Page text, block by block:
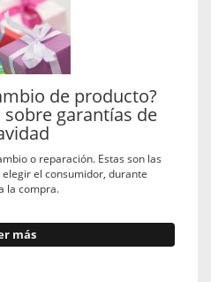
de producto?
garantías de
o reparación. Estas son las
el consumidor, durante
la compra.
más